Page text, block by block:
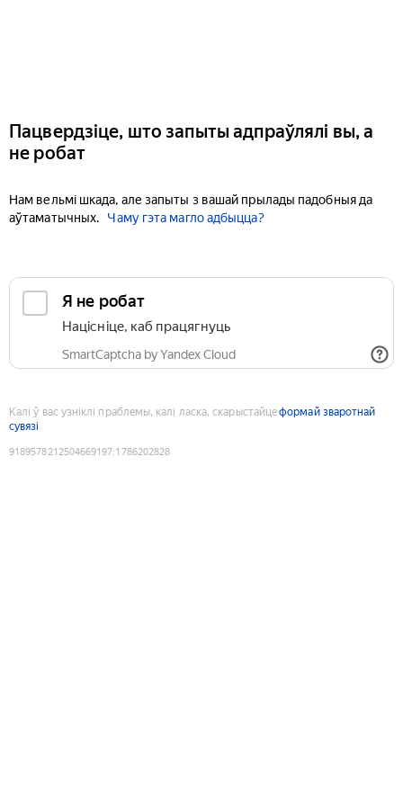
Пацвердзіце, што запыты адпраўлялі вы, а
не робат
Нам вельмі шкада, але запыты з вашай прылады падобныя да
аўтаматычных.
Чаму гэта магло адбыцца?
Я не робат
Націсніце, каб працягнуць
SmartCaptcha by Yandex Cloud
Калі ў вас узніклі праблемы, калі ласка, скарыстайцеформай зваротнай
сувязі
9189578212504669197:1786202828